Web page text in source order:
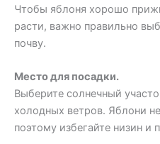
Чтобы яблоня хорошо
расти, важно правильно
почву.
Место для посадки.
Выберите солнечный
холодных ветров. Яблони
поэтому избегайте низин и